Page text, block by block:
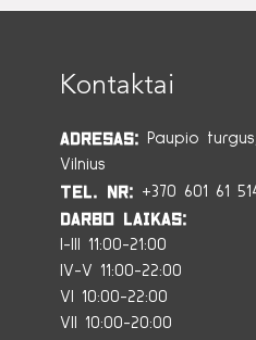
Kontaktai
Adresas: Paupio
Vilnius
Tel. Nr: +370 601 61
Darbo laikas:
I-III 11:00-21:00
IV-V 11:00-22:00
VI 10:00-22:00
VII 10:00-20:00